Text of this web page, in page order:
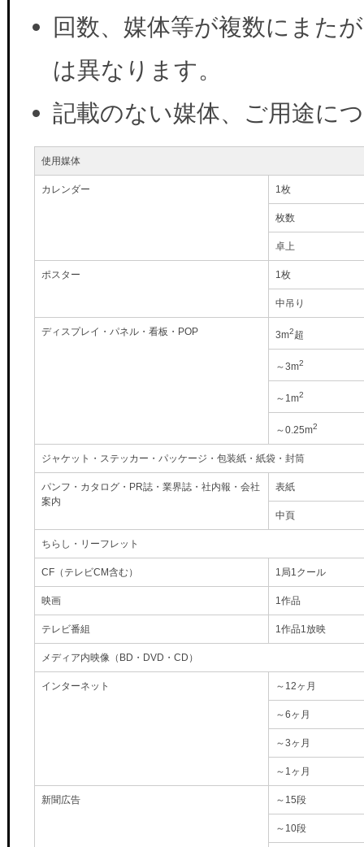
回数、媒体等が複数にまた
は異なります。
記載のない媒体、ご用途に
使用媒体
カレンダー 1枚
枚数
卓上
ポスター 1枚
中吊り
ディスプレイ・パネル・看板・POP 3m2超
～3m2
～1m2
～0.25m2
ジャケット・ステッカー・パッケージ・包装紙・紙袋・封筒
パンフ・カタログ・PR誌・業界誌・社内報・会社
案内
表紙
中頁
ちらし・リーフレット
CF（テレビCM含む） 1局1クール
映画 1作品
テレビ番組 1作品1放映
メディア内映像（BD・DVD・CD）
インターネット ～12ヶ月
～6ヶ月
～3ヶ月
～1ヶ月
新聞広告 ～15段
～10段